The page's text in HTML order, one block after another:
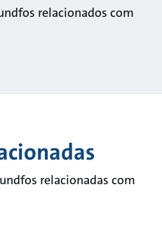
relacionados com
relacionadas com